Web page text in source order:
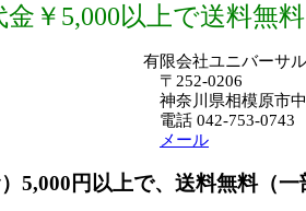
￥5,000以上で送料無料
有限会社ユニバーサ
〒252-0206
神奈川県相模原市
電話 042-753-0743
メール
5,000円以上で、送料無料（